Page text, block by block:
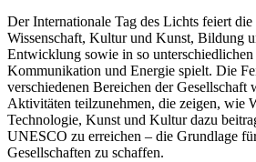
Der Internationale Tag des Lichts feiert
Wissenschaft, Kultur und Kunst, Bildung
Entwicklung sowie in so
Kommunikation und Energie spielt. Die
verschiedenen Bereichen der Gesellschaft
Aktivitäten teilzunehmen, die zeigen, wie
Technologie, Kunst und Kultur dazu
UNESCO zu erreichen – die Grundlage
Gesellschaften zu schaffen.